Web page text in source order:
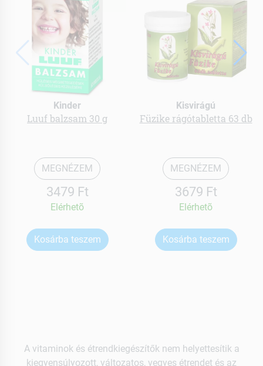
Kinder
Luuf balzsam 30 g
MEGNÉZEM
3479 Ft
Elérhetõ
Kosárba teszem
Kisvirágú
Füzike rágótabletta 63 db
MEGNÉZEM
3679 Ft
Elérhetõ
Kosárba teszem
A vitaminok és étrendkiegészítők nem helyettesítik a
kiegyensúlyozott, változatos, vegyes étrendet és az